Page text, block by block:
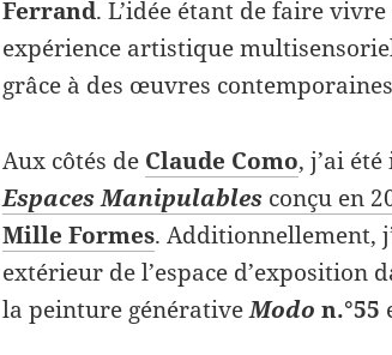
Ferrand. L’idée étant de faire
expérience artistique
grâce à des œuvres
Aux côtés de Claude Como, j’ai
Espaces Manipulablesconçu en
Mille Formes. Additionnellement,
extérieur de l’espace d’exposition
la peinture générativeModo n.°55